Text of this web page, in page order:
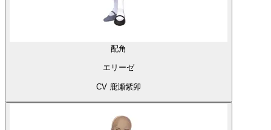
配角
エリーゼ
CV 鹿瀬紫卯